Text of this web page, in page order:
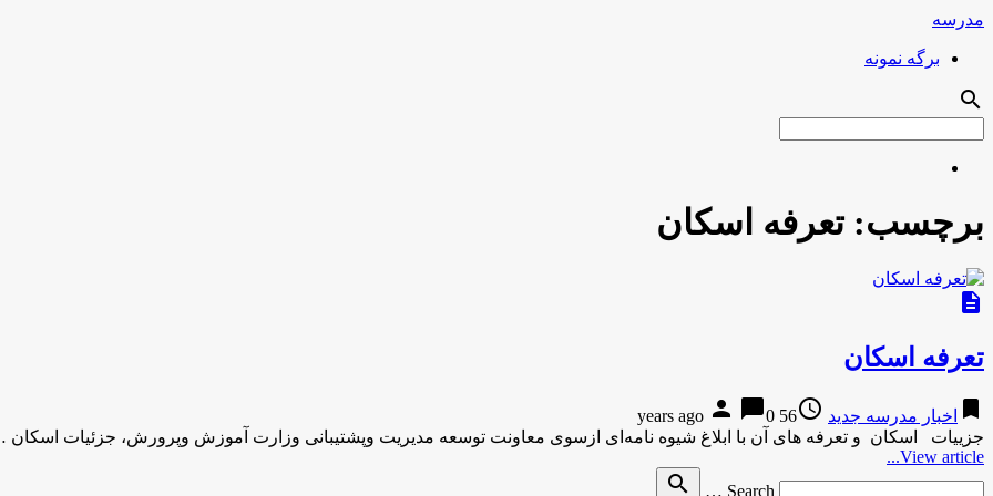
مدرسه
برگه نمونه
search
برچسب:تعرفه اسکان
description
تعرفه اسکان
bookmark اخبار مدرسه جدید access_time
56 years ago
person chat_bubble0
جزییات اسکان و تعرفه های آن با ابلاغ شیوه نامه‌ای ازسوی معاونت توسعه مدیریت وپشتیبانی وزارت آموزش وپرورش، جزئیات
View article...
Search …
search